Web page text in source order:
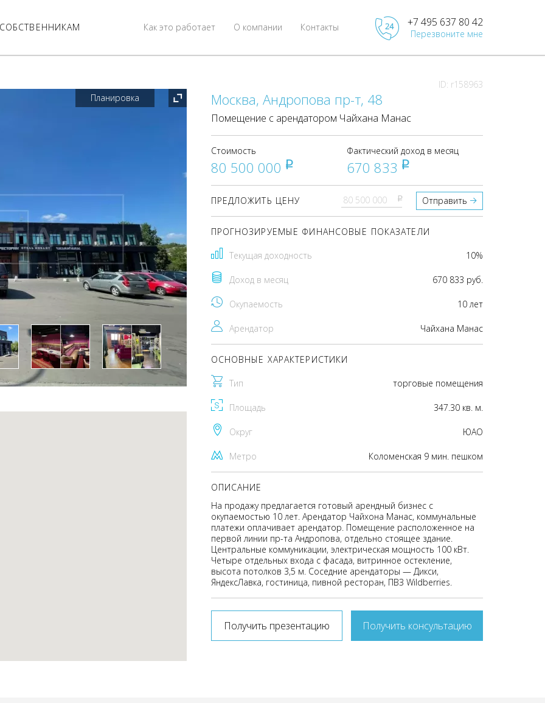
Контакты
О компании
Как это работает +7 495 637 80 42
Перезвоните мне
ID: r158963
Планировка
Москва, Андропова пр-т, 48
Помещение с арендатором Чайхана Манас
Стоимость
80 500 000 pуб
Фактический доход в месяц
670 833 pуб
ПРЕДЛОЖИТЬ ЦЕНУ pуб Отправить
ПРОГНОЗИРУЕМЫЕ ФИНАНСОВЫЕ ПОКАЗАТЕЛИ
Текущая доходность 10%
Доход в месяц 670 833 руб.
Окупаемость 10 лет
Арендатор Чайхана Манас
ОСНОВНЫЕ ХАРАКТЕРИСТИКИ
Тип торговые помещения
Площадь 347.30 кв. м.
Округ ЮАО
Метро Коломенская 9 мин. пешком
ОПИСАНИЕ
На продажу предлагается готовый арендный бизнес с
окупаемостью 10 лет. Арендатор Чайхона Манас, коммунальные
платежи оплачивает арендатор. Помещение расположенное на
первой линии пр-та Андропова, отдельно стоящее здание.
Центральные коммуникации, электрическая мощность 100 кВт.
Четыре отдельных входа с фасада, витринное остекление,
высота потолков 3,5 м. Соседние арендаторы — Дикси,
ЯндексЛавка, гостиница, пивной ресторан, ПВЗ Wildberries.
Получить презентацию Получить консультацию